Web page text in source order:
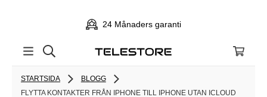
24 Månaders garanti
STARTSIDA
BLOGG
FLYTTA KONTAKTER FRÅN IPHONE TILL IPHONE UTAN ICLOUD